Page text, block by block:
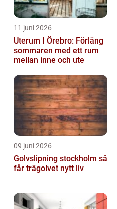
11 juni 2026
Uterum I Örebro: Förläng
sommaren med ett rum
mellan inne och ute
09 juni 2026
Golvslipning stockholm så
får trägolvet nytt liv